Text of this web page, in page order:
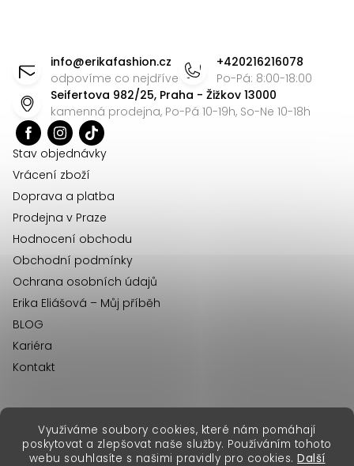
Využíváme soubory cookies, které nám pomáhají
poskytovat a zlepšovat naše služby. Používáním tohoto
webu souhlasíte s našimi pravidly pro cookies. Další
info@erikafashion.cz
odpovíme co nejdříve
+420216216078
Po-Pá: 8:00-18:00
Seifertova 982/25, Praha - Žižkov 13000
kamenná prodejna, Po-Pá 10-19h, So-Ne 10-18h
Stav objednávky
Vrácení zboží
Doprava a platba
Prodejna v Praze
Hodnocení obchodu
Obchodní podmínky
Ochrana osobních údajů
Erika Eliášová – Můj příběh
BLOG
Kariéra
Kontakt
Copyright 2026Erika Fashion. Všechna práva vyhrazena.
erikafashion.sk